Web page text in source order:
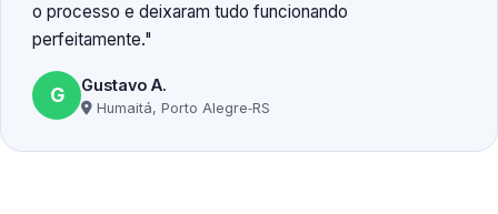
o processo e deixaram tudo funcionando
perfeitamente.
G Gustavo A.
Humaitá, Porto Alegre‑RS